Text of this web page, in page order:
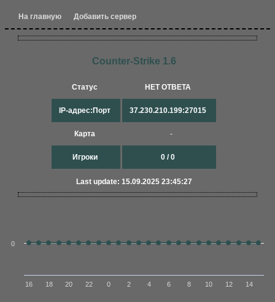
На главную Добавить сервер
Counter-Strike 1.6
Статус
IP-адрес:Порт
Карта
Игроки
НЕТ ОТВЕТА
37.230.210.199:27015
-
0 / 0
Last update: 15.09.2025 23:45:27
16 18 20 22 0 2 4 6 8 10 12 14
0